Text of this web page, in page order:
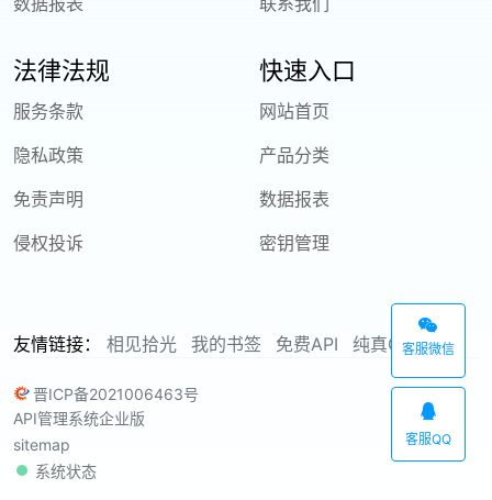
法律法规
服务条款
隐私政策
免责声明
侵权投诉
快速入口
网站首页
产品分类
数据报表
密钥管理
友情链接： 相见拾光 我的书签 免费API 纯真CZ88
晋ICP备2021006463号
API管理系统企业版
sitemap
系统状态
客服微信
客服QQ